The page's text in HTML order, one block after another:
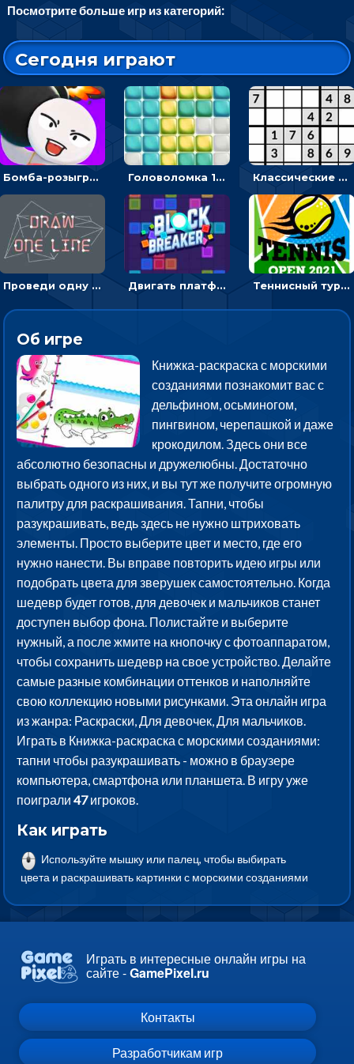
Посмотрите больше игр из категорий:
Сегодня играют
Бомба-розыгрыш: передавай и беги – 3D гиперказуалка Головоломка 10х10 Классические судоку: реши 30 уровней головоломки
Проведи одну линию и повтори фигуру - головоломка Двигать платформу и отбивать мячики или ловить бонусы Теннисный турнир: подавать или отбивать шарик ракеткой
Об игре
Книжка-раскраска с морскими
созданиями познакомит вас с
дельфином, осьминогом,
пингвином, черепашкой и даже
крокодилом. Здесь они все
абсолютно безопасны и дружелюбны. Достаточно
выбрать одного из них, и вы тут же получите огромную
палитру для раскрашивания. Тапни, чтобы
разукрашивать, ведь здесь не нужно штриховать
элементы. Просто выберите цвет и место, где его
нужно нанести. Вы вправе повторить идею игры или
подобрать цвета для зверушек самостоятельно. Когда
шедевр будет готов, для девочек и мальчиков станет
доступен выбор фона. Полистайте и выберите
нужный, а после жмите на кнопочку с фотоаппаратом,
чтобы сохранить шедевр на свое устройство. Делайте
самые разные комбинации оттенков и наполняйте
свою коллекцию новыми рисунками. Эта онлайн игра
из жанра: Раскраски, Для девочек, Для мальчиков.
Играть в Книжка-раскраска с морскими созданиями:
тапни чтобы разукрашивать - можно в браузере
компьютера, смартфона или планшета. В игру уже
поиграли47игроков.
Как играть
Используйте мышку или палец, чтобы выбирать
цвета и раскрашивать картинки с морскими созданиями
Играть в интересные онлайн игры на
сайте -GamePixel.ru
Контакты
Разработчикам игр